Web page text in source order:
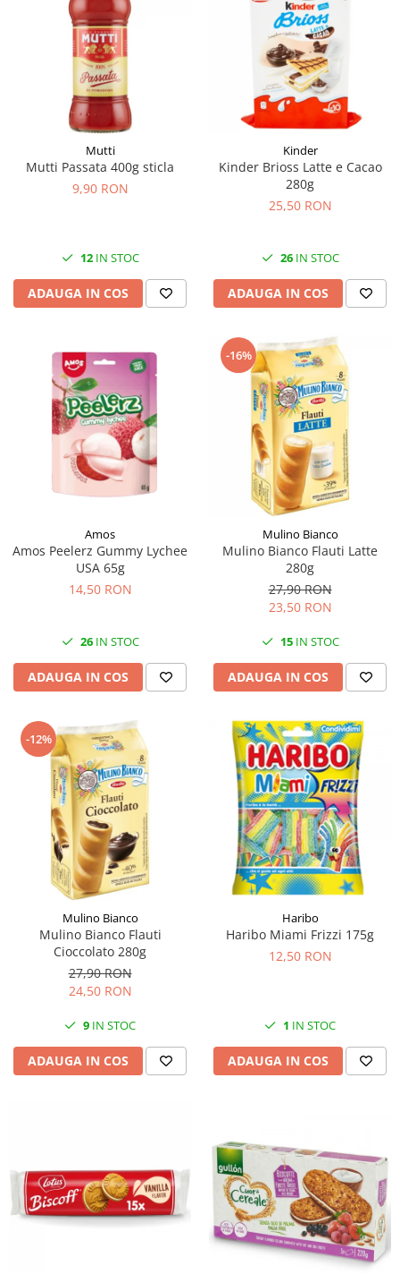
Mutti
Mutti Passata 400g sticla
9,90 RON
12IN STOC
ADAUGA IN COS
Kinder
Kinder Brioss Latte e Cacao
280g
25,50 RON
26IN STOC
ADAUGA IN COS
Amos
Amos Peelerz Gummy Lychee
USA 65g
14,50 RON
26IN STOC
ADAUGA IN COS
-16%
Mulino Bianco
Mulino Bianco Flauti Latte
280g
27,90 RON
23,50 RON
15IN STOC
ADAUGA IN COS
-12%
Mulino Bianco
Mulino Bianco Flauti
Cioccolato 280g
27,90 RON
24,50 RON
9 IN STOC
ADAUGA IN COS
Haribo
Haribo Miami Frizzi 175g
12,50 RON
1 IN STOC
ADAUGA IN COS